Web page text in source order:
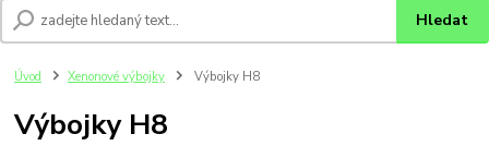
Hledat
Úvod Xenonové výbojky Výbojky H8
Výbojky H8